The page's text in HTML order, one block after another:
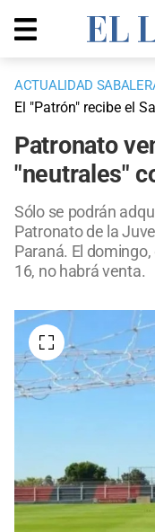
ACTUALIDAD
El "Patrón" recibe el
Patronato
"neutrales"
Sólo se podrán
Patronato de la
Paraná. El
16, no habrá venta.